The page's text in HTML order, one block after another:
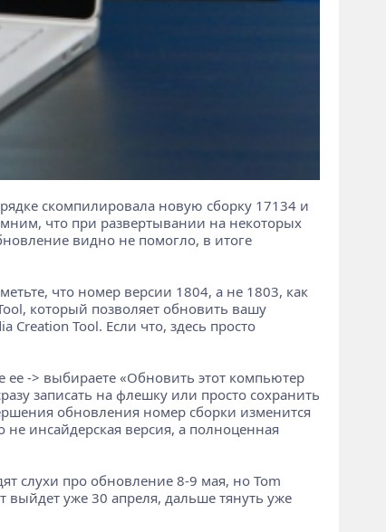
скомпилировала новую сборку 17134 и
что при развертывании на некоторых
видно не помогло, в итоге
что номер версии 1804, а не 1803, как
который позволяет обновить вашу
Tool. Если что, здесь просто
ее -> выбираете «Обновить этот компьютер
записать на флешку или просто сохранить
обновления номер сборки изменится
инсайдерская версия, а полноценная
слухи про обновление 8-9 мая, но Tom
уже 30 апреля, дальше тянуть уже